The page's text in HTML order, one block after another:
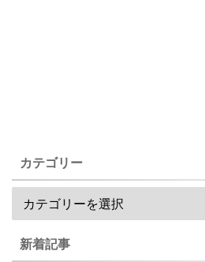
カテゴリー
新着記事